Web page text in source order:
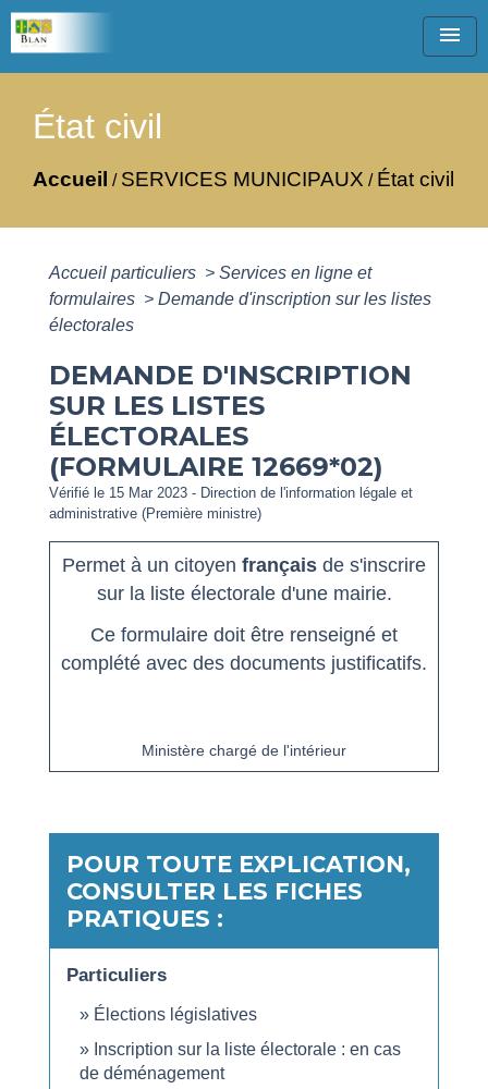
menu
État civil
Accueil / SERVICES MUNICIPAUX / État civil
Accueil particuliers > Services en ligne et
formulaires > Demande d'inscription sur les listes
électorales
DEMANDE D'INSCRIPTION
SUR LES LISTES
ÉLECTORALES
(FORMULAIRE 12669*02)
Vérifié le 15 Mar 2023 - Direction de l'information légale et
administrative (Première ministre)
Permet à un citoyen français de s'inscrire
sur la liste électorale d'une mairie.
Ce formulaire doit être renseigné et
complété avec des documents justificatifs.
Ministère chargé de l'intérieur
POUR TOUTE EXPLICATION,
CONSULTER LES FICHES
PRATIQUES :
Particuliers
Élections législatives
Inscription sur la liste électorale : en cas
de déménagement